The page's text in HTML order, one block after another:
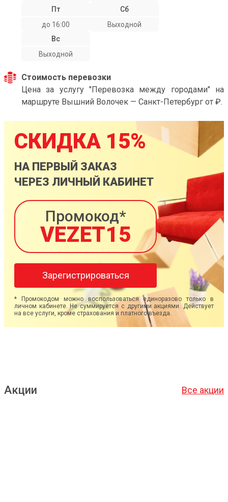
Пт
до 16:00
Сб
Выходной
Вс
Выходной
Стоимость перевозки
Цена за услугу "Перевозка между городами" на
маршруте Вышний Волочек — Санкт-Петербург от ₽.
СКИДКА 15%
НА ПЕРВЫЙ ЗАКАЗ
ЧЕРЕЗ ЛИЧНЫЙ КАБИНЕТ
Промокод*
VEZET15
Зарегистрироваться
* Промокодом можно воспользоваться единоразово только в
личном кабинете. Не суммируется с другими акциями. Действует
на все услуги, кроме страхования и платного въезда.
Акции Все акции